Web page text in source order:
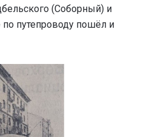
(Соборный) и
путепроводу пошёл и